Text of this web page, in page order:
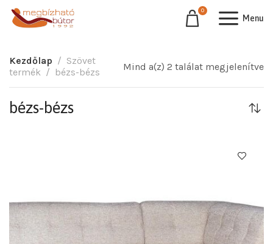
0
Menu
Kezdőlap
Szövet
termék
bézs-bézs Mind a(z) 2 találat megjelenítve
bézs-bézs